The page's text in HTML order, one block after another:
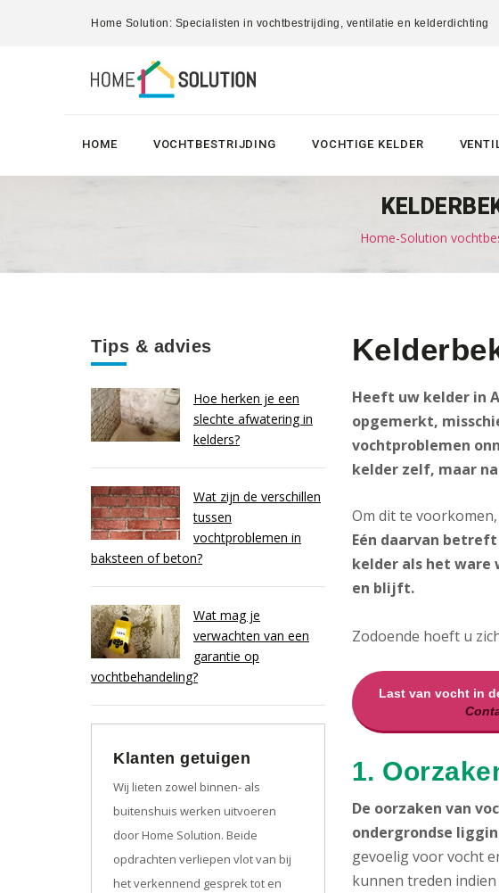
Home Solution: Specialisten in vochtbestrijding, ventilatie en kelderdichting
HOME VOCHTBESTRIJDING VOCHTIGE KELDER
Home-Solution
Tips & advies
Hoe herken je een
slechte afwatering in
kelders?
Wat zijn de verschillen
tussen
vochtproblemen in
baksteen of beton?
Wat mag je
verwachten van een
garantie op
vochtbehandeling?
Klanten getuigen
Wij lieten zowel binnen- als
buitenshuis werken uitvoeren
door Home Solution. Beide
opdrachten verliepen vlot van bij
het verkennend gesprek tot en
Heeft uw kelder in
opgemerkt,
vochtproblemen
kelder zelf, maar
Om dit te
Eén daarvan
kelder als het ware
en blijft.
Zodoende hoeft u
Last van vocht in
1.
De oorzaken van
ondergrondse
gevoelig voor vocht
kunnen treden